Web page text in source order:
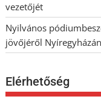
vezetőjét
Nyilvános
jövőjéről Nyíregyházán
Elérhetőség